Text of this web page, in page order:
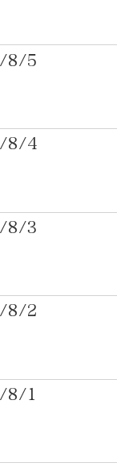
8/5
8/4
8/3
8/2
8/1